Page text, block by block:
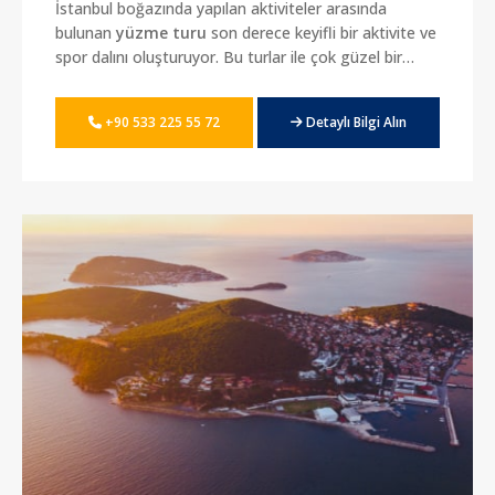
İstanbul boğazında yapılan aktiviteler arasında
bulunan yüzme turu son derece keyifli bir aktivite ve
spor dalını oluşturuyor. Bu turlar ile çok güzel bir
noktalarında denize girme ve yüzme turuna katılma
imkânı bulunuyor. Bu alanda en güzel yatların
katılabilirsiniz.
+90 533 225 55 72 Detaylı Bilgi Alın